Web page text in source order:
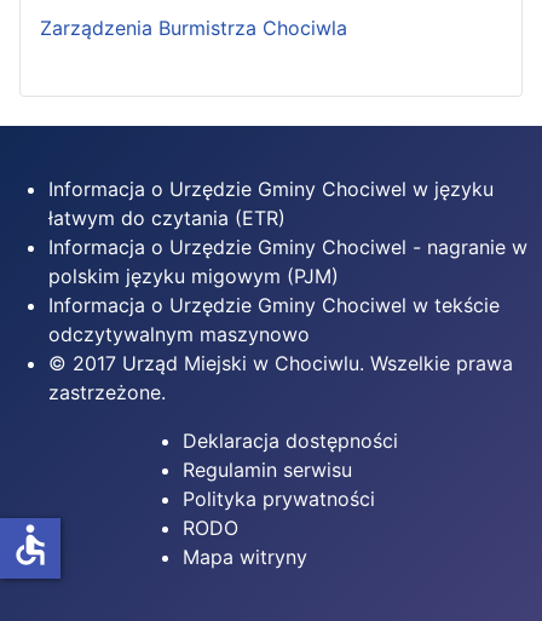
Zarządzenia Burmistrza Chociwla
Informacja o Urzędzie Gminy Chociwel w języku
łatwym do czytania (ETR)
Informacja o Urzędzie Gminy Chociwel - nagranie w
polskim języku migowym (PJM)
Informacja o Urzędzie Gminy Chociwel w tekście
odczytywalnym maszynowo
© 2017 Urząd Miejski w Chociwlu. Wszelkie prawa
zastrzeżone.
Deklaracja dostępności
Regulamin serwisu
Polityka prywatności
RODO
Mapa witryny
accessible